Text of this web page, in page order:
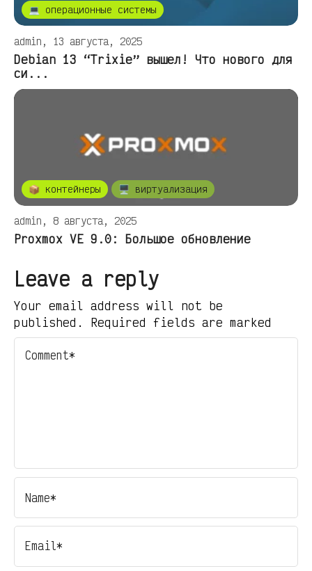
💻 операционные системы
admin, 13 августа, 2025
Debian 13 “Trixie” вышел! Что нового для
си...
📦 контейнеры 🖥️ виртуализация
admin, 8 августа, 2025
Proxmox VE 9.0: Большое обновление
Leave a reply
Your email address will not be
published. Required fields are marked